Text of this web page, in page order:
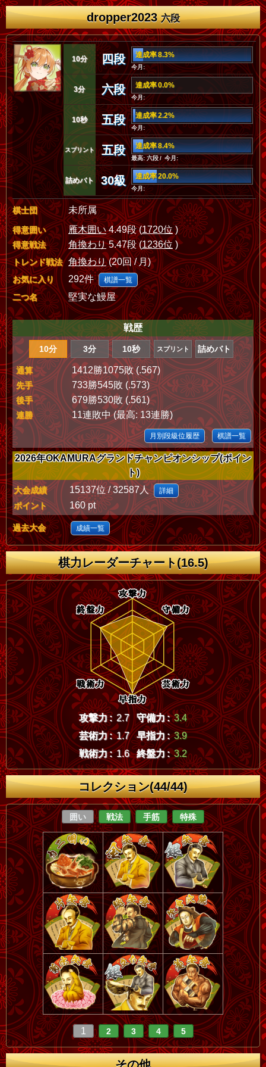
dropper2023六段
10分 四段 達成率 8.3%
今月:
3分 六段 達成率 0.0%
今月:
10秒 五段 達成率 2.2%
今月:
スプリント 五段 達成率 8.4%
最高: 六段 / 今月:
詰めバト 30級 達成率 20.0%
今月:
棋士団 未所属
得意囲い 雁木囲い4.49段 (1720位)
得意戦法 角換わり5.47段 (1236位 )
トレンド戦法 角換わり(20回 / 月)
お気に入り 292件 棋譜一覧
二つ名 堅実な鰻屋
戦歴
10分 3分 10秒 スプリント 詰めバト
通算 1412勝1075敗 (.567)
先手 733勝545敗 (.573)
後手 679勝530敗 (.561)
連勝 11連敗中 (最高: 13連勝)
月別段級位履歴 棋譜一覧
2026年OKAMURAグランドチャンピオンシップ(ポイン
ト)
大会成績 15137位 / 32587人 詳細
ポイント 160 pt
過去大会 成績一覧
棋力レーダーチャート(16.5)
攻撃力 : 2.7 守備力 : 3.4
芸術力 : 1.7 早指力 : 3.9
戦術力 : 1.6 終盤力 : 3.2
コレクション(44/44)
囲い 戦法 手筋 特殊
1 2 3 4 5